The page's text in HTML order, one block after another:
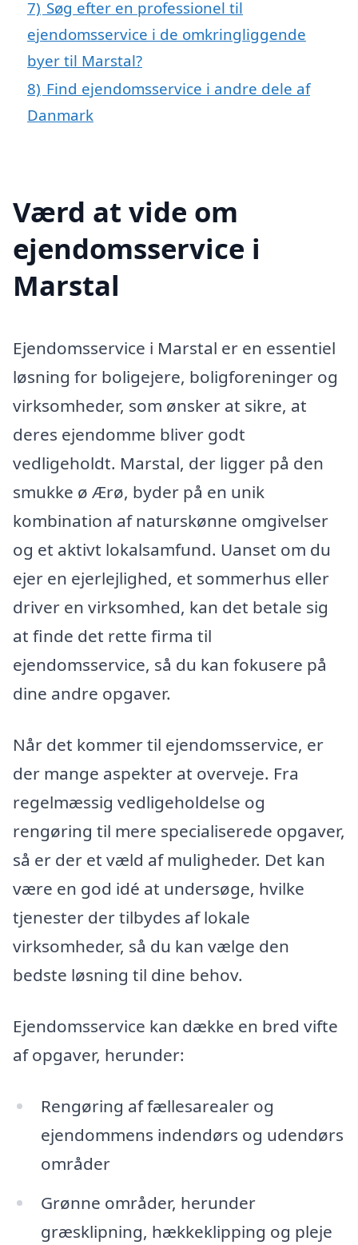
7) Søg efter en professionel til
ejendomsservice i de omkringliggende
byer til Marstal?
8) Find ejendomsservice i andre dele af
Danmark
Værd at vide om
ejendomsservice i
Marstal
Ejendomsservice i Marstal er en essentiel
løsning for boligejere, boligforeninger og
virksomheder, som ønsker at sikre, at
deres ejendomme bliver godt
vedligeholdt. Marstal, der ligger på den
smukke ø Ærø, byder på en unik
kombination af naturskønne omgivelser
og et aktivt lokalsamfund. Uanset om du
ejer en ejerlejlighed, et sommerhus eller
driver en virksomhed, kan det betale sig
at finde det rette firma til
ejendomsservice, så du kan fokusere på
dine andre opgaver.
Når det kommer til ejendomsservice, er
der mange aspekter at overveje. Fra
regelmæssig vedligeholdelse og
rengøring til mere specialiserede opgaver,
så er der et væld af muligheder. Det kan
være en god idé at undersøge, hvilke
tjenester der tilbydes af lokale
virksomheder, så du kan vælge den
bedste løsning til dine behov.
Ejendomsservice kan dække en bred vifte
af opgaver, herunder:
Rengøring af fællesarealer og
ejendommens indendørs og udendørs
områder
Grønne områder, herunder
græsklipning, hækkeklipping og pleje